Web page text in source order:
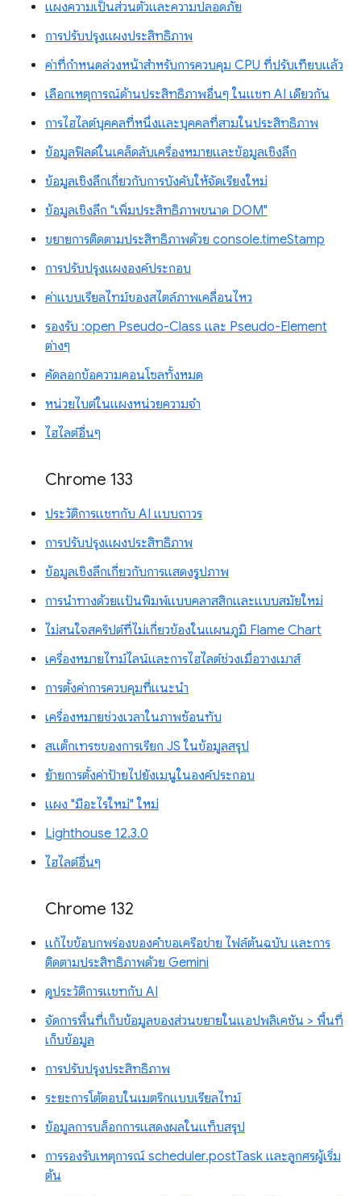
แผงความเป็นส่วนตัวและความปลอดภัย
การปรับปรุงแผงประสิทธิภาพ
ค่าที่กำหนดล่วงหน้าสำหรับการควบคุม CPU ที่ปรับเทียบแล้ว
เลือกเหตุการณ์ด้านประสิทธิภาพอื่นๆ ในแชท AI เดียวกัน
การไฮไลต์บุคคลที่หนึ่งและบุคคลที่สามในประสิทธิภาพ
ข้อมูลฟิลด์ในเคล็ดลับเครื่องหมายและข้อมูลเชิงลึก
ข้อมูลเชิงลึกเกี่ยวกับการบังคับให้จัดเรียงใหม่
ข้อมูลเชิงลึก "เพิ่มประสิทธิภาพขนาด DOM"
ขยายการติดตามประสิทธิภาพด้วย console.timeStamp
การปรับปรุงแผงองค์ประกอบ
ค่าแบบเรียลไทม์ของสไตล์ภาพเคลื่อนไหว
รองรับ :open Pseudo-Class และ Pseudo-Element
ต่างๆ
คัดลอกข้อความคอนโซลทั้งหมด
หน่วยไบต์ในแผงหน่วยความจำ
ไฮไลต์อื่นๆ
Chrome 133
ประวัติการแชทกับ AI แบบถาวร
การปรับปรุงแผงประสิทธิภาพ
ข้อมูลเชิงลึกเกี่ยวกับการแสดงรูปภาพ
การนำทางด้วยแป้นพิมพ์แบบคลาสสิกและแบบสมัยใหม่
ไม่สนใจสคริปต์ที่ไม่เกี่ยวข้องในแผนภูมิ Flame Chart
เครื่องหมายไทม์ไลน์และการไฮไลต์ช่วงเมื่อวางเมาส์
การตั้งค่าการควบคุมที่แนะนำ
เครื่องหมายช่วงเวลาในภาพซ้อนทับ
สแต็กเทรซของการเรียก JS ในข้อมูลสรุป
ย้ายการตั้งค่าป้ายไปยังเมนูในองค์ประกอบ
แผง "มีอะไรใหม่" ใหม่
Lighthouse 12.3.0
ไฮไลต์อื่นๆ
Chrome 132
แก้ไขข้อบกพร่องของคำขอเครือข่าย ไฟล์ต้นฉบับ และการ
ติดตามประสิทธิภาพด้วย Gemini
ดูประวัติการแชทกับ AI
จัดการพื้นที่เก็บข้อมูลของส่วนขยายในแอปพลิเคชัน > พื้นที่
เก็บข้อมูล
การปรับปรุงประสิทธิภาพ
ระยะการโต้ตอบในเมตริกแบบเรียลไทม์
ข้อมูลการบล็อกการแสดงผลในแท็บสรุป
การรองรับเหตุการณ์ scheduler.postTask และลูกศรผู้เริ่ม
ต้น